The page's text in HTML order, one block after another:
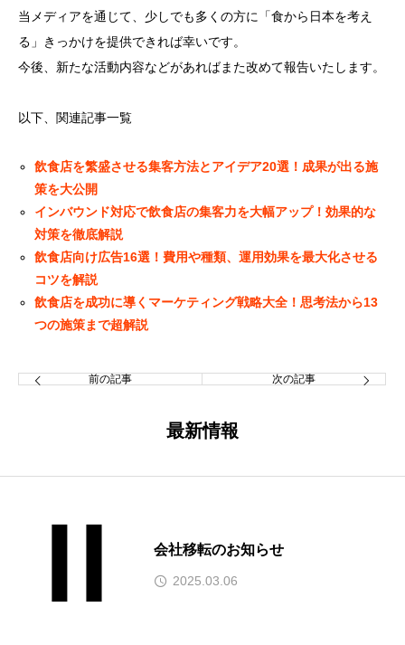
当メディアを通じて、少しでも多くの方に「食から日本を考え
る」きっかけを提供できれば幸いです。
今後、新たな活動内容などがあればまた改めて報告いたします。
以下、関連記事一覧
飲食店を繁盛させる集客方法とアイデア20選！成果が出る施
策を大公開
インバウンド対応で飲食店の集客力を大幅アップ！効果的な
対策を徹底解説
飲食店向け広告16選！費用や種類、運用効果を最大化させる
コツを解説
飲食店を成功に導くマーケティング戦略大全！思考法から13
つの施策まで超解説
前の記事 次の記事
最新情報
会社移転のお知らせ
2025.03.06